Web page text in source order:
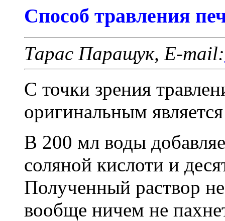
Cпособ травления
Тарас Паращук, E-mail:
С точки зрения
оригинальным
В 200 мл воды
соляной кислоти и
Полученный раствор
вообще ничем не